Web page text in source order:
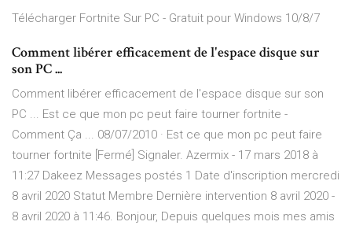
Télécharger Fortnite Sur PC - Gratuit pour Windows 10/8/7
Comment libérer efficacement de l'espace disque sur
son PC ...
Comment libérer efficacement de l'espace disque sur son
PC ... Est ce que mon pc peut faire tourner fortnite -
Comment Ça ... 08/07/2010 · Est ce que mon pc peut faire
tourner fortnite [Fermé] Signaler. Azermix - 17 mars 2018 à
11:27 Dakeez Messages postés 1 Date d'inscription mercredi
8 avril 2020 Statut Membre Dernière intervention 8 avril 2020 -
8 avril 2020 à 11:46. Bonjour, Depuis quelques mois mes amis